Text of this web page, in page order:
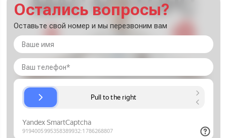
Остались вопросы?
Оставьте свой номер и мы перезвоним вам